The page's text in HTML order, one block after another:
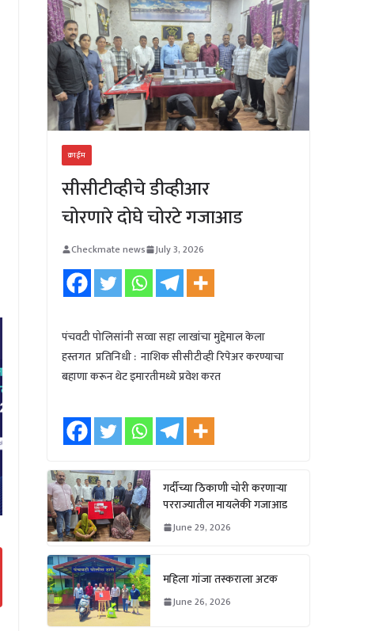
क्राईम
सीसीटीव्हीचे डीव्हीआर
चोरणारे दोघे चोरटे गजाआड
Checkmate news July 3, 2026
पंचवटी पोलिसांनी सव्वा सहा लाखांचा मुद्देमाल केला
हस्तगत प्रतिनिधी : नाशिक सीसीटीव्ही रिपेअर करण्याचा
बहाणा करून थेट इमारतीमध्ये प्रवेश करत
गर्दीच्या ठिकाणी चोरी करणाऱ्या
परराज्यातील मायलेकी गजाआड
June 29, 2026
महिला गांजा तस्कराला अटक
June 26, 2026